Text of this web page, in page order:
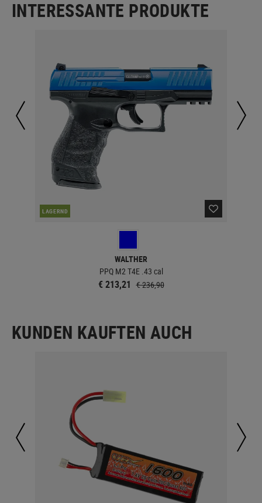
INTERESSANTE PRODUKTE
LAGERND
WALTHER
PPQ M2 T4E .43 cal
€ 213,21 € 236,90
KUNDEN KAUFTEN AUCH